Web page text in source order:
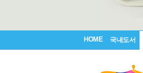
HOME 국내도서